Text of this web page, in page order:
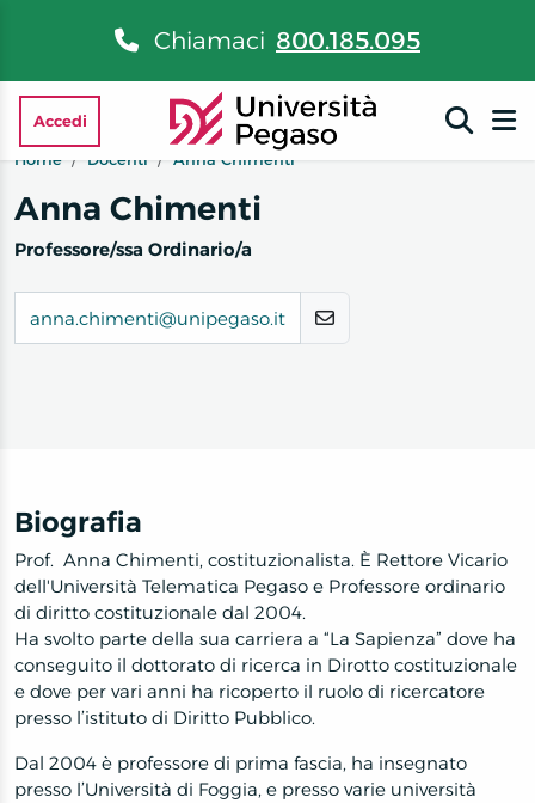
Chiamaci 800.185.095
Accedi
Home
Docenti Anna Chimenti
Anna Chimenti
Professore/ssa Ordinario/a
anna.chimenti@unipegaso.it
Biografia
Prof. Anna Chimenti, costituzionalista. È Rettore Vicario
dell'Università Telematica Pegaso e Professore ordinario
di diritto costituzionale dal 2004.
Ha svolto parte della sua carriera a “La Sapienza” dove ha
conseguito il dottorato di ricerca in Dirotto costituzionale
e dove per vari anni ha ricoperto il ruolo di ricercatore
presso l’istituto di Diritto Pubblico.
Dal 2004 è professore di prima fascia, ha insegnato
presso l’Università di Foggia, e presso varie università